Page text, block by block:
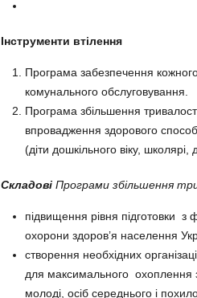
Інструменти втілення
Програма забезпечення
комунального обслуговування.
Програма збільшення
впровадження здорового
(діти дошкільного віку,
Складові Програмизбільшення
підвищення рівня підготовки
охорони здоров’я населення
створення необхідних
для максимального охоплення
молоді, осіб середнього і